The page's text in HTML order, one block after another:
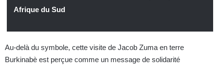
Afrique du Sud
Au-delà du symbole, cette visite de Jacob Zuma en terre
Burkinabè est perçue comme un message de solidarité